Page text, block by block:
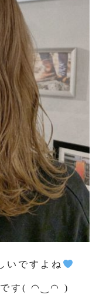
いですよね
です( ◠‿◠ )